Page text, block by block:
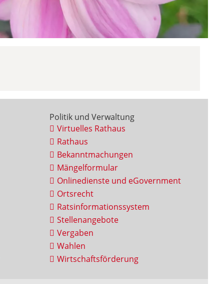
Politik und Verwaltung
Virtuelles Rathaus
Rathaus
Bekanntmachungen
Mängelformular
Onlinedienste und eGovernment
Ortsrecht
Ratsinformationssystem
Stellenangebote
Vergaben
Wahlen
Wirtschaftsförderung